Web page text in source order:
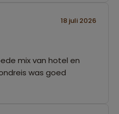
18 juli 2026
mix van hotel en
was goed